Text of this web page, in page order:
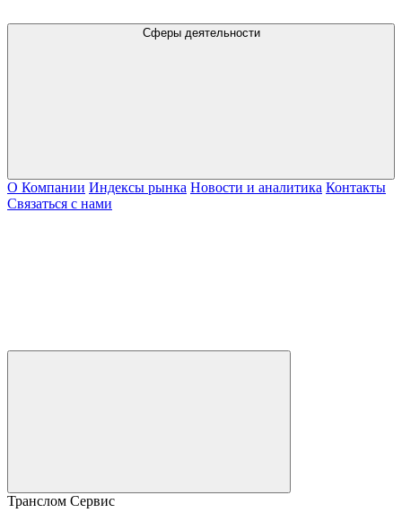
Сферы деятельности
О Компании Индексы рынка Новости и аналитика Контакты
Связаться с нами
Транслом Сервис